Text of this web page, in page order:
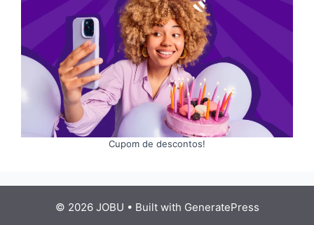
Cupom de descontos!
© 2026 JOBU • Built with GeneratePress